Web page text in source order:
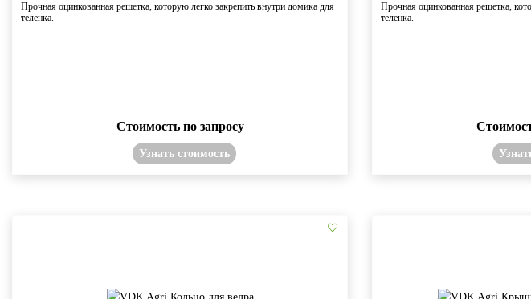
Прочная оцинкованная решетка, которую легко закрепить внутри домика для
теленка.
Стоимость по запросу
Узнать стоимость
Прочная оцинкованная решетка,
теленка.